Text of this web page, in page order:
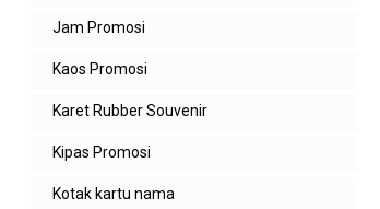
Jam Promosi
Kaos Promosi
Karet Rubber Souvenir
Kipas Promosi
Kotak kartu nama